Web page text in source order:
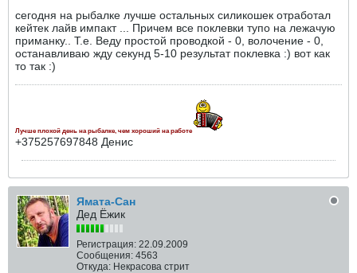
сегодня на рыбалке лучше остальных силикошек отработал
кейтек лайв импакт ... Причем все поклевки тупо на лежачую
приманку.. Т.е. Веду простой проводкой - 0, волочение - 0,
останавливаю жду секунд 5-10 результат поклевка :) вот как
то так :)
Лучше плохой день на рыбалке, чем хороший на работе
+375257697848 Денис
Ямата-Сан
Дед Ёжик
Регистрация: 22.09.2009
Сообщения: 4563
Откуда: Некрасова стрит